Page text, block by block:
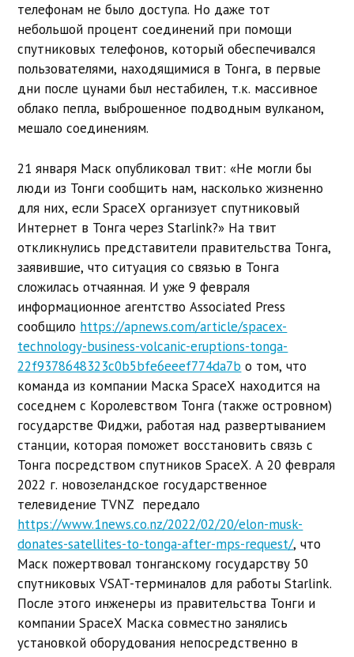
телефонам не было доступа. Но даже тот
небольшой процент соединений при помощи
спутниковых телефонов, который обеспечивался
пользователями, находящимися в Тонга, в первые
дни после цунами был нестабилен, т.к. массивное
облако пепла, выброшенное подводным вулканом,
мешало соединениям.
21 января Маск опубликовал твит: «Не могли бы
люди из Тонги сообщить нам, насколько жизненно
для них, если SpaceX организует спутниковый
Интернет в Тонга через Starlink?» На твит
откликнулись представители правительства Тонга,
заявившие, что ситуация со связью в Тонга
сложилась отчаянная. И уже 9 февраля
информационное агентство Associated Press
сообщило https://apnews.com/article/spacex-
technology-business-volcanic-eruptions-tonga-
22f9378648323c0b5bfe6eeef774da7b о том, что
команда из компании Маска SpaceX находится на
соседнем с Королевством Тонга (также островном)
государстве Фиджи, работая над развертыванием
станции, которая поможет восстановить связь с
Тонга посредством спутников SpaceX. А 20 февраля
2022 г. новозеландское государственное
телевидение TVNZ передало
https://www.1news.co.nz/2022/02/20/elon-musk-
donates-satellites-to-tonga-after-mps-request/, что
Маск пожертвовал тонганскому государству 50
спутниковых VSAT-терминалов для работы Starlink.
После этого инженеры из правительства Тонги и
компании SpaceX Маска совместно занялись
установкой оборудования непосредственно в